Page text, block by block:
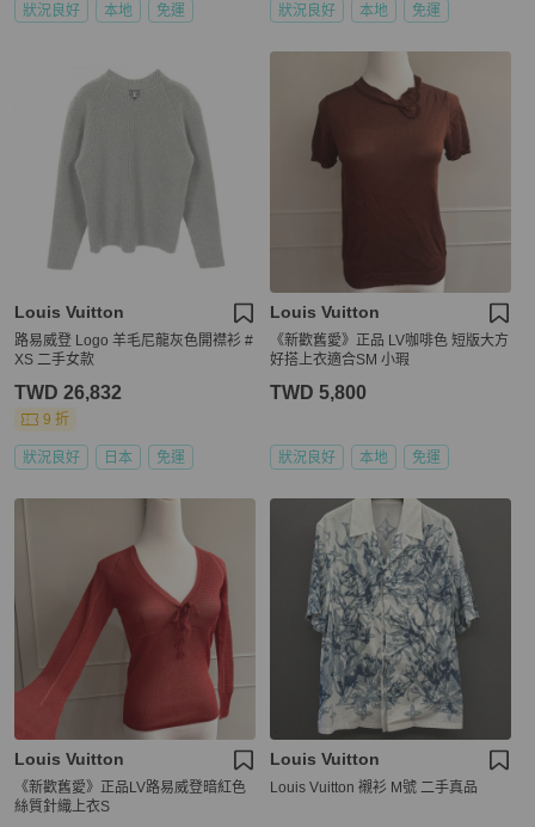
狀況良好 本地 免運 狀況良好 本地 免運
Louis Vuitton
路易威登 Logo 羊毛尼龍灰色開襟衫 #
XS 二手女款
TWD 26,832
9 折
狀況良好 日本 免運
Louis Vuitton
《新歡舊愛》正品 LV咖啡色 短版大方
好搭上衣適合SM 小瑕
TWD 5,800
狀況良好 本地 免運
Louis Vuitton
《新歡舊愛》正品LV路易威登暗紅色
絲質針織上衣S
Louis Vuitton
Louis Vuitton 襯衫 M號 二手真品